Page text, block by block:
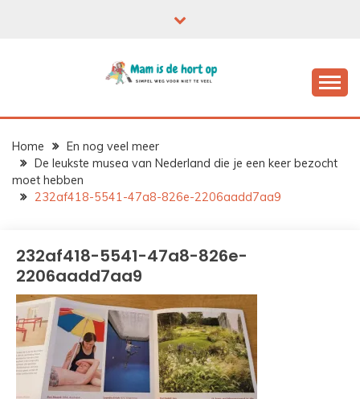
Home
En nog veel meer
De leukste musea van Nederland die je een keer bezocht
moet hebben
232af418-5541-47a8-826e-2206aadd7aa9
232af418-5541-47a8-826e-
2206aadd7aa9